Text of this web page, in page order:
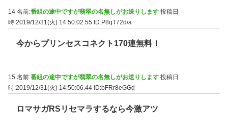
14 名前:番組の途中ですが翡翠の名無しがお送りします 投稿日
時:2019/12/31(火) 14:50:02.55
ID:P8qT72d/a
今からプリンセスコネクト170連無料！
15 名前:番組の途中ですが翡翠の名無しがお送りします 投稿日
時:2019/12/31(火) 14:50:06.44 ID:bFRr8eGGd
ロマサガRSリセマラするなら今激アツ